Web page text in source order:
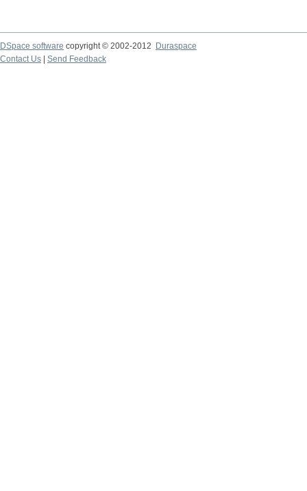
DSpace software copyright © 2002-2012
Duraspace
Contact Us
Send Feedback